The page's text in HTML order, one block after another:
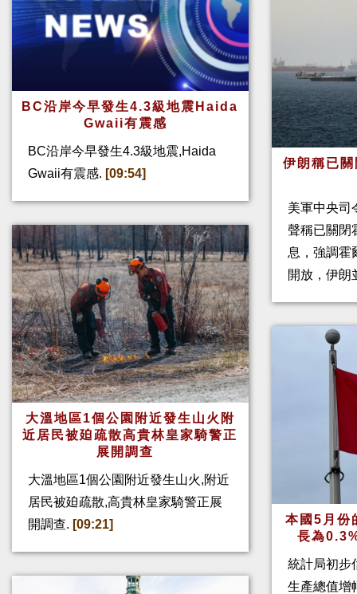
BC沿岸今早發生4.3級地震Haida
Gwaii有震感
BC沿岸今早發生4.3級地震,Haida
Gwaii有震感. [09:54]
大溫地區1個公園附近發生山火附
近居民被廹疏散高貴林皇家騎警正
展開調查
大溫地區1個公園附近發生山火,附近
居民被廹疏散,高貴林皇家騎警正展
開調查. [09:21]
伊朗稱已
美軍中央司
聲稱已關閉
息，強調霍
開放，伊
本國5月份
長為
統計局初步
生產總值增